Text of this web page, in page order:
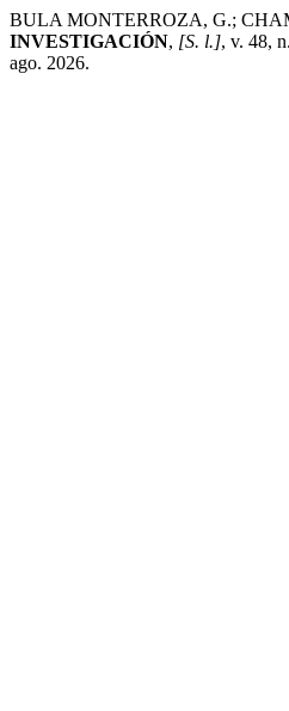
BULA MONTERROZA, G.;
INVESTIGACIÓN, [S. l.], v. 48,
ago. 2026.